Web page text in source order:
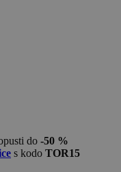
do -50 %
s kodo TOR15